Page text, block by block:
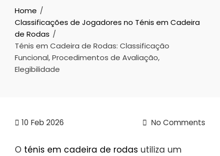
Home
Classificações de Jogadores no Ténis em Cadeira
de Rodas
Ténis em Cadeira de Rodas: Classificação
Funcional, Procedimentos de Avaliação,
Elegibilidade
10 Feb 2026 No Comments
O ténis em cadeira de rodas utiliza um